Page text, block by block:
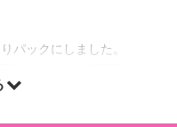
パックにしました。